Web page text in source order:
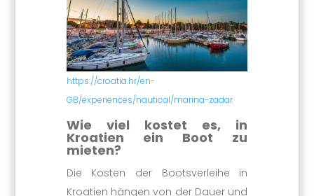
https://croatia.hr/en-
GB/experiences/nautical/marina-zadar
Wie viel kostet es, in
Kroatien ein Boot zu
mieten?
Die Kosten der Bootsverleihe in
Kroatien hängen von der Dauer und